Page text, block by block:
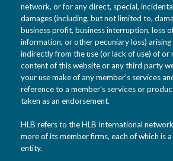
network, or for any direct, special,
damages (including, but not limited to,
business profit, business interruption, loss
information, or other pecuniary loss)
indirectly from the use (or lack of use) of or
content of this website or any third party
your use make of any member’s services
reference to a member’s services or
taken as an endorsement.
HLB refers to the HLB International
more of its member firms, each of which is
entity.